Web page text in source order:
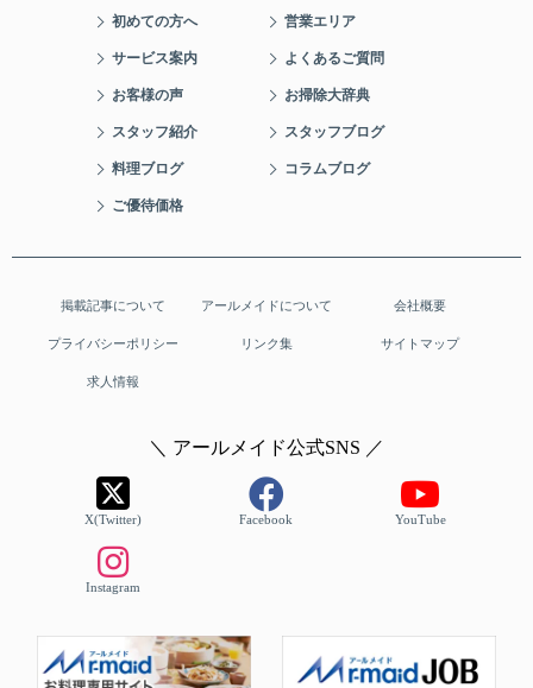
初めての方へ 営業エリア
サービス案内 よくあるご質問
お客様の声 お掃除大辞典
スタッフ紹介 スタッフブログ
料理ブログ コラムブログ
ご優待価格
掲載記事について アールメイドについて 会社概要
プライバシーポリシー リンク集 サイトマップ
求人情報
＼ アールメイド公式SNS ／
X(Twitter) Facebook YouTube
Instagram